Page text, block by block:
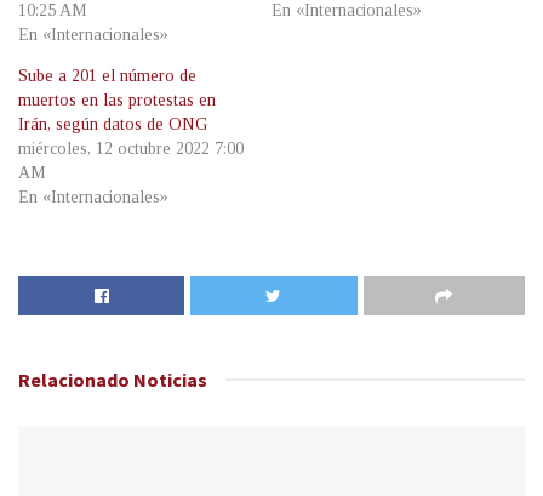
10:25 AM
En «Internacionales»
En «Internacionales»
Sube a 201 el número de
muertos en las protestas en
Irán, según datos de ONG
miércoles, 12 octubre 2022 7:00
AM
En «Internacionales»
Relacionado Noticias